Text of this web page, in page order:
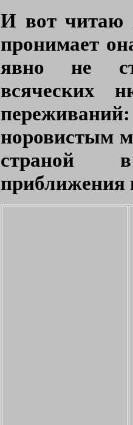
И вот читаю
пронимает
явно не
всяческих
норовистым
страной
приближения